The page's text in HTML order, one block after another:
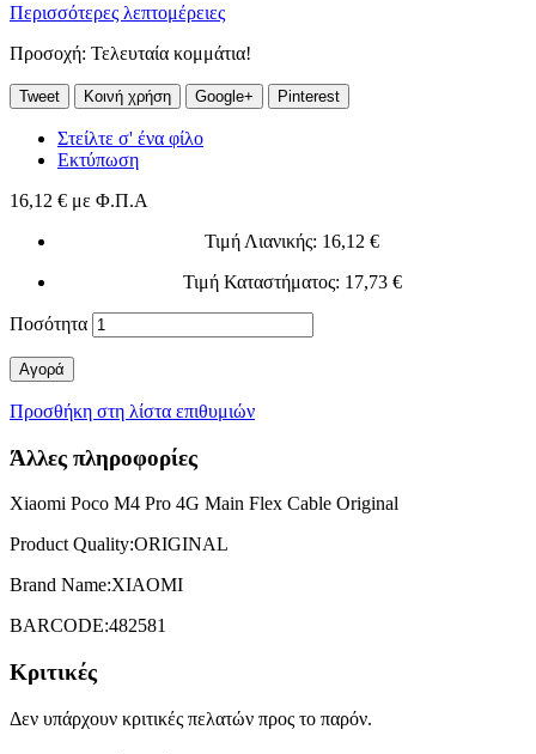
Περισσότερες λεπτομέρειες
Προσοχή: Τελευταία κομμάτια!
Tweet Κοινή χρήση Google+ Pinterest
Στείλτε σ' ένα φίλο
Εκτύπωση
16,12 € με Φ.Π.Α
Τιμή Λιανικής: 16,12 €
Τιμή Καταστήματος: 17,73 €
Ποσότητα
Αγορά
Προσθήκη στη λίστα επιθυμιών
Άλλες πληροφορίες
Xiaomi Poco M4 Pro 4G Main Flex Cable Original
Product Quality:ORIGINAL
Brand Name:XIAOMI
BARCODE:482581
Κριτικές
Δεν υπάρχουν κριτικές πελατών προς το παρόν.